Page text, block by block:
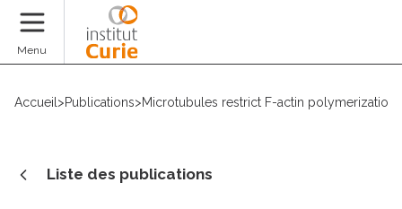
Menu
Accueil >Publications>Microtubules restrict F-actin polymerization
Liste des publications